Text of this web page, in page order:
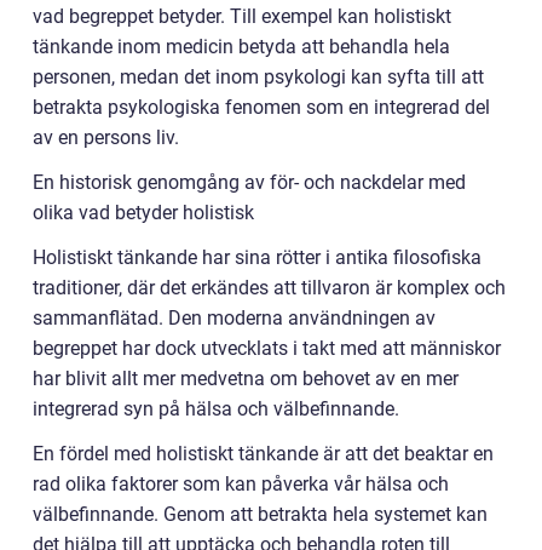
vad begreppet betyder. Till exempel kan holistiskt
tänkande inom medicin betyda att behandla hela
personen, medan det inom psykologi kan syfta till att
betrakta psykologiska fenomen som en integrerad del
av en persons liv.
En historisk genomgång av för- och nackdelar med
olika vad betyder holistisk
Holistiskt tänkande har sina rötter i antika filosofiska
traditioner, där det erkändes att tillvaron är komplex och
sammanflätad. Den moderna användningen av
begreppet har dock utvecklats i takt med att människor
har blivit allt mer medvetna om behovet av en mer
integrerad syn på hälsa och välbefinnande.
En fördel med holistiskt tänkande är att det beaktar en
rad olika faktorer som kan påverka vår hälsa och
välbefinnande. Genom att betrakta hela systemet kan
det hjälpa till att upptäcka och behandla roten till